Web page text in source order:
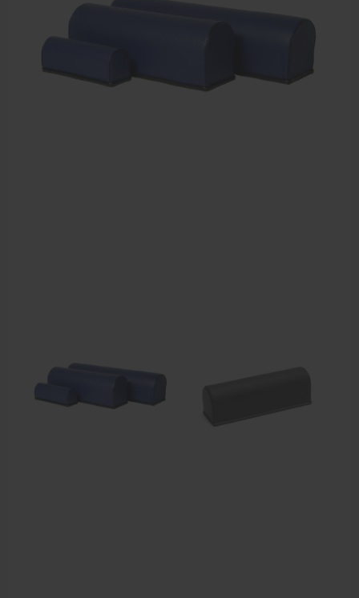
Mobiele massagetafels
Massagebanken elektrisch
Massagestoel
Aanbiedingen groothandel fysiotherapie en massage
Cursussen